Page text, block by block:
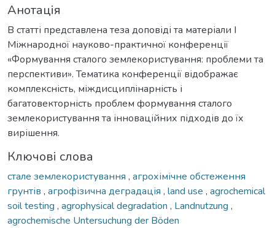
Анотація
В статті представлена теза доповіді та матеріали І
Міжнародної науково-практичної конференції
«Формування сталого землекористування: проблеми та
перспективи». Тематика конференції відображає
комплексність, міждисциплінарність і
багатовекторність проблем формування сталого
землекористування та інноваційних підходів до їх
вирішення.
Ключові слова
стале землекористування , агрохімічне обстеження
грунтів , агрофізична деградація , land use , agrochemical
soil testing , agrophysical degradation , Landnutzung ,
agrochemische Untersuchung der Böden